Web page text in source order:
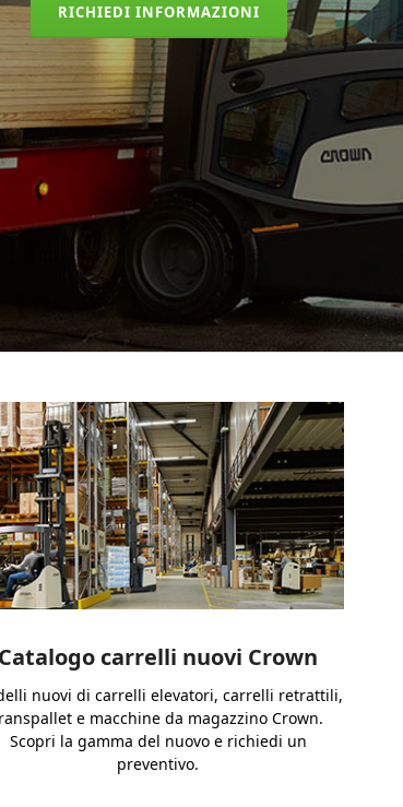
RICHIEDI INFORMAZIONI
Catalogo carrelli nuovi Crown
nuovi di carrelli elevatori, carrelli retrattili,
e macchine da magazzino Crown.
Scopri la gamma del nuovo e richiedi un
preventivo.